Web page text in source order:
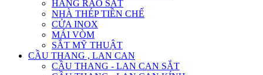
HÀNG RÀO SẮT
NHÀ THÉP TIỀN CHẾ
CỬA INOX
MÁI VÒM
SẮT MỸ THUẬT
CẦU THANG , LAN CAN
CẦU THANG - LAN CAN SẮT